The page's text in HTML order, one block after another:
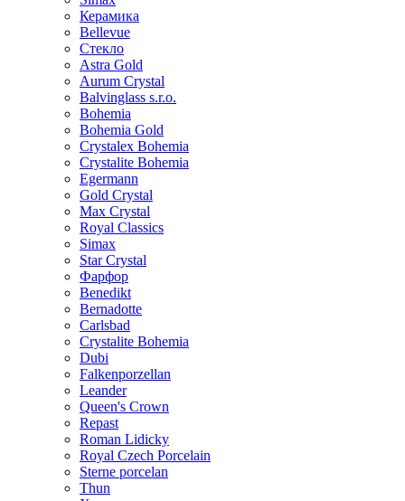
Керамика
Bellevue
Стекло
Astra Gold
Aurum Crystal
Balvinglass s.r.o.
Bohemia
Bohemia Gold
Crystalex Bohemia
Crystalite Bohemia
Egermann
Gold Crystal
Max Crystal
Royal Classics
Simax
Star Crystal
Фарфор
Benedikt
Bernadotte
Carlsbad
Crystalite Bohemia
Dubi
Falkenporzellan
Leander
Queen's Crown
Repast
Roman Lidicky
Royal Czech Porcelain
Sterne porcelan
Thun